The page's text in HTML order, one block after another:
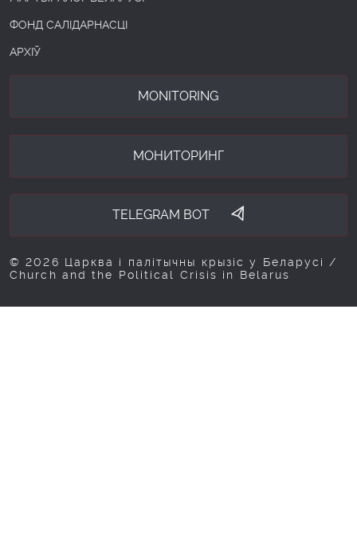
ФОНД САЛІДАРНАСЦІ
АРХІЎ
MONITORING
МОНИТОРИНГ
TELEGRAM BOT
© 2026 Царква і палітычны крызіс у Беларусі /
Church and the Political Crisis in Belarus